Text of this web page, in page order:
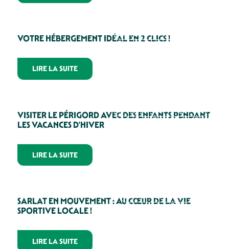
La découverte du Périgord Noir
VOTRE HÉBERGEMENT IDÉAL EN 2 CLICS !
LIRE LA SUITE
La découverte du Périgord Noir
VISITER LE PÉRIGORD AVEC DES ENFANTS PENDANT
LES VACANCES D’HIVER
LIRE LA SUITE
Les activités de pleine nature
SARLAT EN MOUVEMENT : AU CŒUR DE LA VIE
SPORTIVE LOCALE !
LIRE LA SUITE